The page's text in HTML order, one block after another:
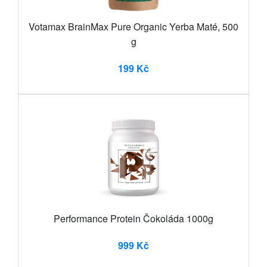
Votamax BrainMax Pure Organic Yerba Maté, 500
g
199 Kč
Performance Protein Čokoláda 1000g
999 Kč